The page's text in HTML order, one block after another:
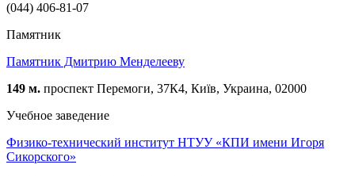
(044) 406-81-07
Памятник
Памятник Дмитрию Менделееву
149 м. проспект Перемоги, 37К4, Київ, Украина, 02000
Учебное заведение
Физико-технический институт НТУУ «КПИ имени Игоря
Сикорского»